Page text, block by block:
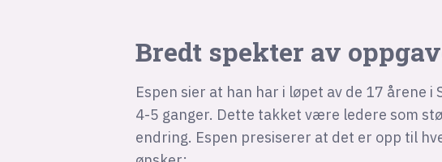
Bredt spekter av
Espen sier at han har i løpet av de 17 årene
4-5 ganger. Dette takket være ledere som
endring. Espen presiserer at det er opp til